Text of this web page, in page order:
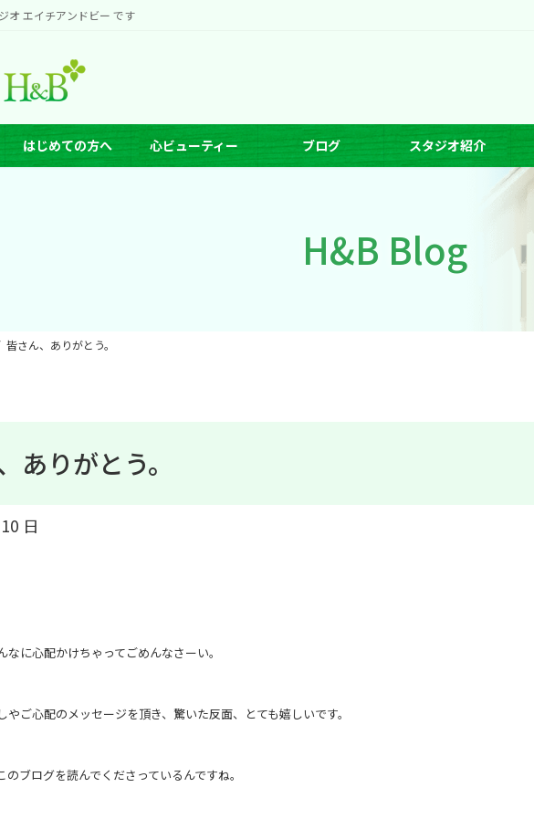
オ エイチアンドビー です
はじめての方へ 心ビューティー ブログ スタジオ紹介
H&B Blog
皆さん、ありがとう。
ありがとう。
日
に心配かけちゃってごめんなさーい。
やご心配のメッセージを頂き、驚いた反面、とても嬉しいです。
ブログを読んでくださっているんですね。